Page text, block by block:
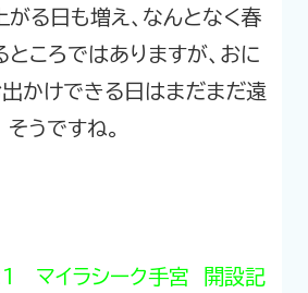
る日も増え、なんとなく春
ころではありますが、おに
かけできる日はまだまだ遠
そうですね。
イラシーク手宮 開設記